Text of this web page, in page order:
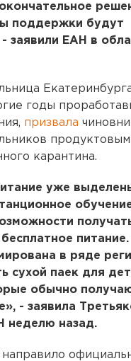
поддержки будут
- заявили ЕАН в
годы
призвала
карантина.
уже
питание.
в ряде
сухой паек для
обычно
- заявила
неделю назад.